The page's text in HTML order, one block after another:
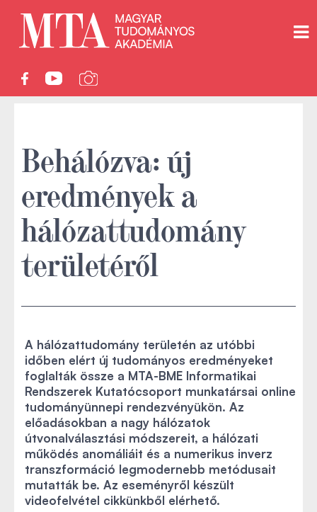
Behálózva: új
eredmények a
hálózattudomány
területéről
A hálózattudomány területén az utóbbi
időben elért új tudományos eredményeket
foglalták össze a MTA-BME Informatikai
Rendszerek Kutatócsoport munkatársai online
tudományünnepi rendezvényükön. Az
előadásokban a nagy hálózatok
útvonalválasztási módszereit, a hálózati
működés anomáliáit és a numerikus inverz
transzformáció legmodernebb metódusait
mutatták be. Az eseményről készült
videofelvétel cikkünkből elérhető.